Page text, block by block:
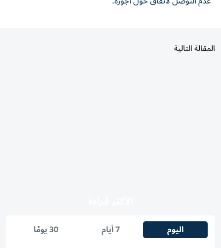
المقالة التالية
اليوم 7 أيام 30 يومًا